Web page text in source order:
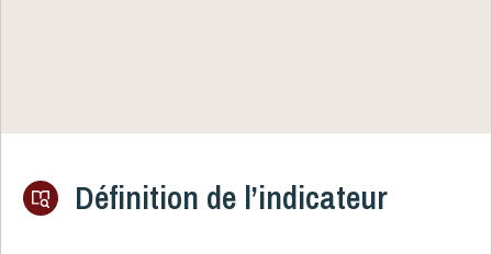
Définition de l’indicateur